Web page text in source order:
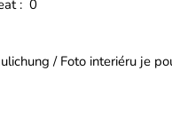
: 0
/ Foto interiéru je